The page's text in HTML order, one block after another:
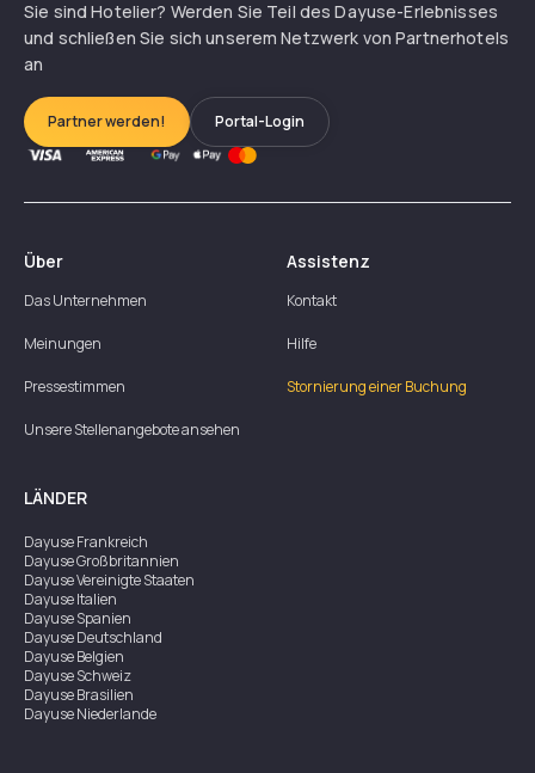
Sie sind Hotelier? Werden Sie Teil des Dayuse-Erlebnisses
und schließen Sie sich unserem Netzwerk von Partnerhotels
an
Partner werden! Portal-Login
Über
Das Unternehmen
Meinungen
Pressestimmen
Unsere Stellenangebote ansehen
Assistenz
Kontakt
Hilfe
Stornierung einer Buchung
LÄNDER
DayuseFrankreich
DayuseGroßbritannien
DayuseVereinigte Staaten
DayuseItalien
DayuseSpanien
DayuseDeutschland
DayuseBelgien
DayuseSchweiz
DayuseBrasilien
DayuseNiederlande